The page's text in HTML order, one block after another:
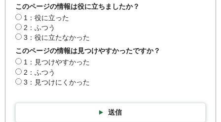
このページの情報は役に立ちましたか？
1：役に立った
2：ふつう
3：役に立たなかった
このページの情報は見つけやすかったですか？
1：見つけやすかった
2：ふつう
3：見つけにくかった
送信